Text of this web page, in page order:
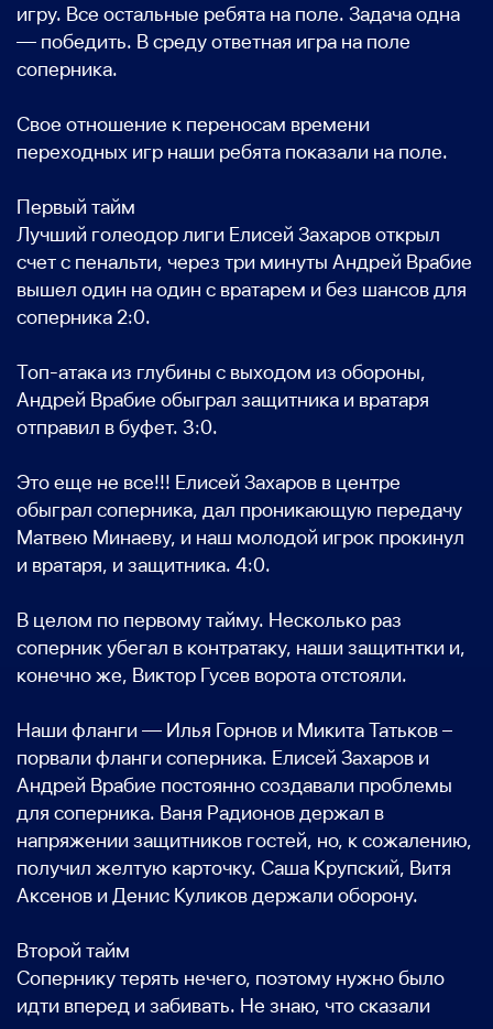
игру. Все остальные ребята на поле. Задача одна
— победить. В среду ответная игра на поле
соперника.
Свое отношение к переносам времени
переходных игр наши ребята показали на поле.
Первый тайм
Лучший голеодор лиги Елисей Захаров открыл
счет с пенальти, через три минуты Андрей Врабие
вышел один на один с вратарем и без шансов для
соперника 2:0.
Топ-атака из глубины с выходом из обороны,
Андрей Врабие обыграл защитника и вратаря
отправил в буфет. 3:0.
Это еще не все!!! Елисей Захаров в центре
обыграл соперника, дал проникающую передачу
Матвею Минаеву, и наш молодой игрок прокинул
и вратаря, и защитника. 4:0.
В целом по первому тайму. Несколько раз
соперник убегал в контратаку, наши защитнтки и,
конечно же, Виктор Гусев ворота отстояли.
Наши фланги — Илья Горнов и Микита Татьков –
порвали фланги соперника. Елисей Захаров и
Андрей Врабие постоянно создавали проблемы
для соперника. Ваня Радионов держал в
напряжении защитников гостей, но, к сожалению,
получил желтую карточку. Саша Крупский, Витя
Аксенов и Денис Куликов держали оборону.
Второй тайм
Сопернику терять нечего, поэтому нужно было
идти вперед и забивать. Не знаю, что сказали